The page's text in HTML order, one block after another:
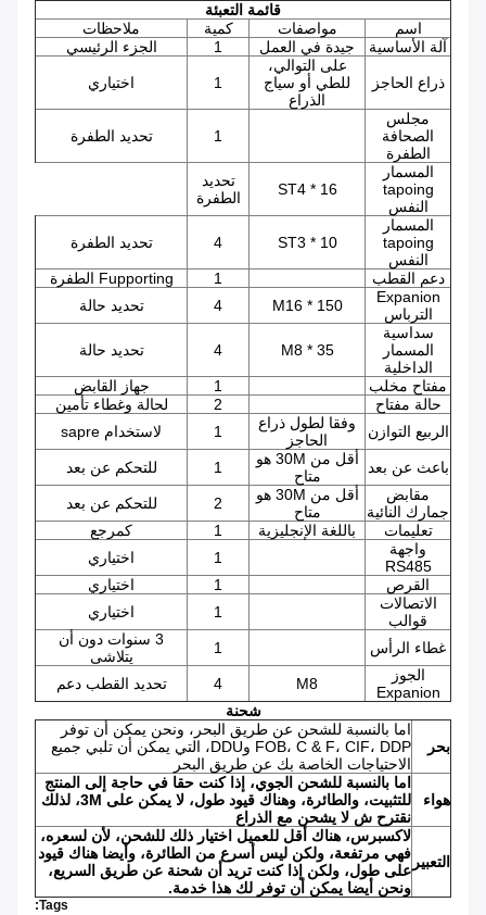
قائمة التعبئة
اسم
مواصفات كمية
ملاحظات
آلة الأساسية
جيدة في العمل 1 الجزء الرئيسي
ذراع الحاجز
على التوالي،
للطي أو سياج
الذراع
1 اختياري
مجلس
الصحافة
الطفرة
1 تحديد الطفرة
المسمار
tapoing
النفس
ST4 * 16
تحديد
الطفرة
المسمار
tapoing
النفس
ST3 * 10
4 تحديد الطفرة
دعم القطب 1
Fupporting الطفرة
Expanion
الترباس
M16 * 150
4
تحديد حالة
سداسية
المسمار
الداخلية
M8 * 35
4 تحديد حالة
مفتاح مخلب 1
جهاز القابض
حالة مفتاح
2
لحالة وغطاء تأمين
الربيع التوازن
وفقا لطول ذراع
الحاجز
1 لاستخدام sapre
باعث عن بعد
أقل من 30M هو
متاح
1
للتحكم عن بعد
مقابض
جمارك النائية
أقل من 30M هو
متاح
2
للتحكم عن بعد
تعليمات
باللغة الإنجليزية 1
كمرجع
واجهة
RS485
1
اختياري
القرص
1
اختياري
الاتصالات
قوالب
1 اختياري
غطاء الرأس 1
3 سنوات دون أن
يتلاشى
الجوز
Expanion
M8
4
تحديد القطب دعم
شحنة
بحر
اما بالنسبة للشحن عن طريق البحر، ونحن يمكن أن توفر
FOB، C & F، CIF، DDP وDDU، التي يمكن أن تلبي جميع
الاحتياجات الخاصة بك عن طريق البحر
هواء
اما بالنسبة للشحن الجوي، إذا كنت حقا في حاجة إلى المنتج
للتثبيت، والطائرة، وهناك قيود طول، لا يمكن على 3M، لذلك
نقترح ش لا يشحن مع الذراع
التعبير
لاكسبرس، هناك أقل للعميل اختيار ذلك للشحن، لأن لسعره،
فهي مرتفعة، ولكن ليس أسرع من الطائرة، وأيضا هناك قيود
على طول، ولكن إذا كنت تريد أن شحنة عن طريق السريع،
ونحن أيضا يمكن أن توفر لك هذا خدمة.
Tags: